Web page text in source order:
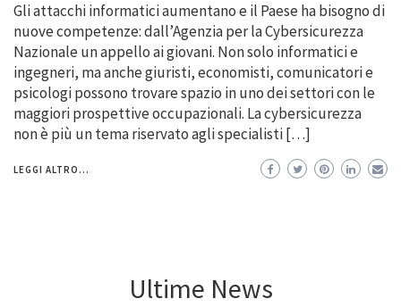
Gli attacchi informatici aumentano e il Paese ha bisogno di
nuove competenze: dall’Agenzia per la Cybersicurezza
Nazionale un appello ai giovani. Non solo informatici e
ingegneri, ma anche giuristi, economisti, comunicatori e
psicologi possono trovare spazio in uno dei settori con le
maggiori prospettive occupazionali. La cybersicurezza
non è più un tema riservato agli specialisti […]
LEGGI ALTRO...
Ultime News